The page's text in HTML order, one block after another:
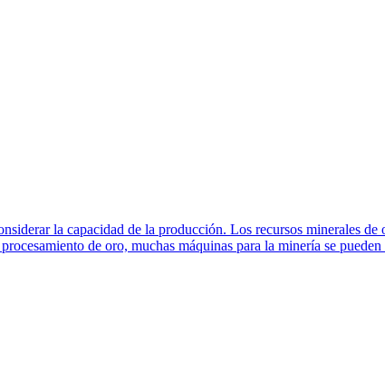
la capacidad de la producción. Los recursos minerales
de oro, muchas máquinas para la minería se